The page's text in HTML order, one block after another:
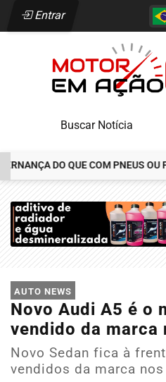
Entrar
DO QUE COM PNEUS OU
AUTO NEWS
Novo Audi A5 é o
vendido da marca
Novo Sedan fica à
vendidos da marca